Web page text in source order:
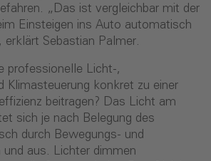
„Das ist vergleichbar mit der
Einsteigen ins Auto automatisch
erklärt Sebastian Palmer.
professionelle Licht-,
Klimasteuerung konkret zu einer
beitragen? Das Licht am
sich je nach Belegung des
durch Bewegungs- und
und aus. Lichter dimmen